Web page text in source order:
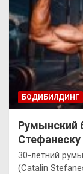
БОДИБИЛДИНГ
Румынский
Стефанеску
30-летний
(Catalin